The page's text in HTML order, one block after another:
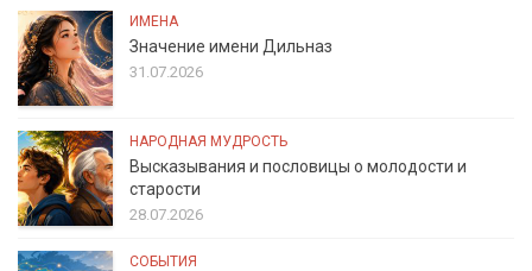
ИМЕНА
Значение имени Дильназ
31.07.2026
НАРОДНАЯ МУДРОСТЬ
Высказывания и пословицы о молодости и
старости
28.07.2026
СОБЫТИЯ